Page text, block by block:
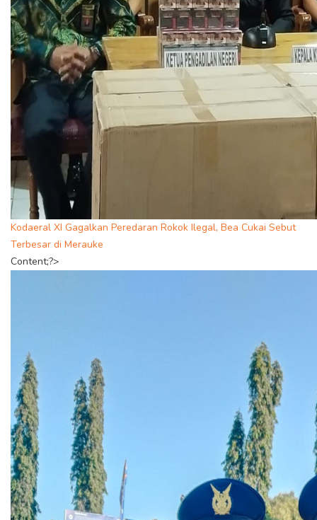
Kodaeral XI Gagalkan Peredaran Rokok Ilegal, Bea Cukai Sebut
Terbesar di Merauke
Content;?>